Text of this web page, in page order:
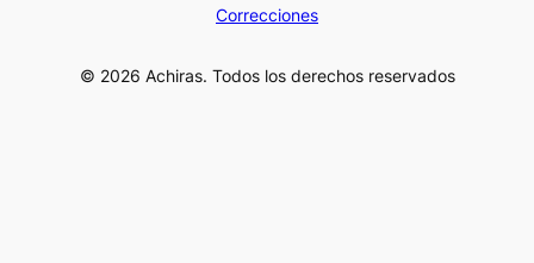
Correcciones
© 2026 Achiras. Todos los derechos reservados